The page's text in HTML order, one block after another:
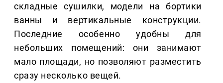
складные сушилки, модели на бортики
ванны и вертикальные конструкции.
Последние особенно удобны для
небольших помещений: они занимают
мало площади, но позволяют разместить
сразу несколько вещей.